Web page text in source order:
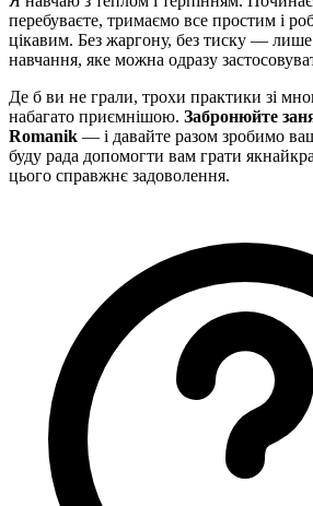
перебуваєте, тримаємо все простим і
цікавим. Без жаргону, без тиску —
навчання, яке можна одразу
Де б ви не грали, трохи практики зі
набагато приємнішою. Забронюйте
Romanik — і давайте разом зробимо
буду рада допомогти вам грати
цього справжнє задоволення.